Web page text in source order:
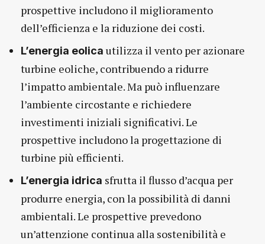
prospettive includono il miglioramento
dell’efficienza e la riduzione dei costi.
L’energia eolica utilizza il vento per azionare
turbine eoliche, contribuendo a ridurre
l’impatto ambientale. Ma può influenzare
l’ambiente circostante e richiedere
investimenti iniziali significativi. Le
prospettive includono la progettazione di
turbine più efficienti.
L’energia idrica sfrutta il flusso d’acqua per
produrre energia, con la possibilità di danni
ambientali. Le prospettive prevedono
un’attenzione continua alla sostenibilità e